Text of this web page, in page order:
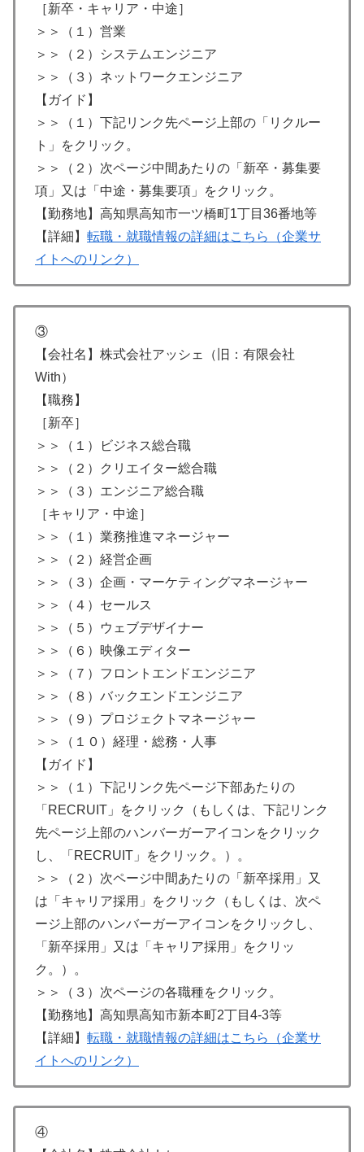
［新卒・キャリア・中途］
＞＞（１）営業
＞＞（２）システムエンジニア
＞＞（３）ネットワークエンジニア
【ガイド】
＞＞（１）下記リンク先ページ上部の「リクルー
ト」をクリック。
＞＞（２）次ページ中間あたりの「新卒・募集要
項」又は「中途・募集要項」をクリック。
【勤務地】高知県高知市一ツ橋町1丁目36番地等
【詳細】 転職・就職情報の詳細はこちら（企業サ
イトへのリンク）
③
【会社名】株式会社アッシェ（旧：有限会社
With）
【職務】
［新卒］
＞＞（１）ビジネス総合職
＞＞（２）クリエイター総合職
＞＞（３）エンジニア総合職
［キャリア・中途］
＞＞（１）業務推進マネージャー
＞＞（２）経営企画
＞＞（３）企画・マーケティングマネージャー
＞＞（４）セールス
＞＞（５）ウェブデザイナー
＞＞（６）映像エディター
＞＞（７）フロントエンドエンジニア
＞＞（８）バックエンドエンジニア
＞＞（９）プロジェクトマネージャー
＞＞（１０）経理・総務・人事
【ガイド】
＞＞（１）下記リンク先ページ下部あたりの
「RECRUIT」をクリック（もしくは、下記リンク
先ページ上部のハンバーガーアイコンをクリック
し、「RECRUIT」をクリック。）。
＞＞（２）次ページ中間あたりの「新卒採用」又
は「キャリア採用」をクリック（もしくは、次ペ
ージ上部のハンバーガーアイコンをクリックし、
「新卒採用」又は「キャリア採用」をクリッ
ク。）。
＞＞（３）次ページの各職種をクリック。
【勤務地】高知県高知市新本町2丁目4-3等
【詳細】 転職・就職情報の詳細はこちら（企業サ
イトへのリンク）
④